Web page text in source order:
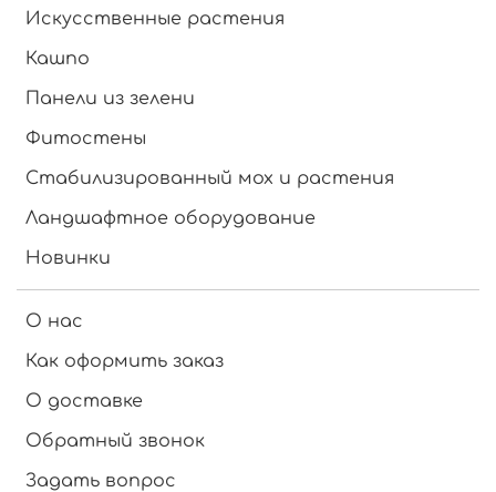
Искусственные растения
Кашпо
Панели из зелени
Фитостены
Стабилизированный мох и растения
Ландшафтное оборудование
Новинки
О нас
Как оформить заказ
О доставке
Обратный звонок
Задать вопрос